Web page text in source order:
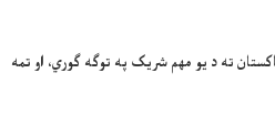
ته د یو مهم شریک په توګه ګوري، او تمه